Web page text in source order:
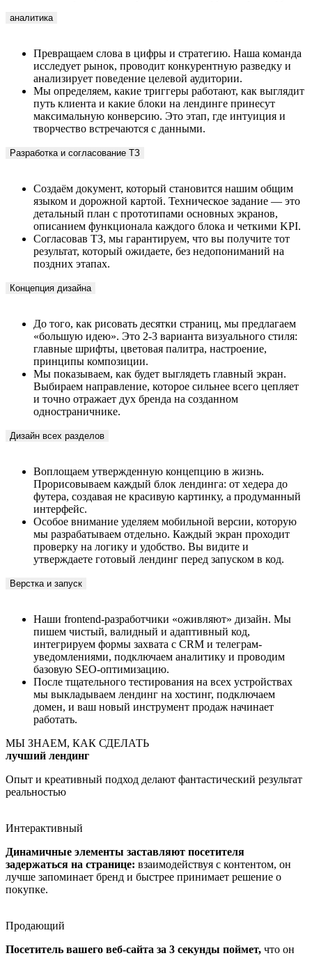
аналитика
Превращаем слова в цифры и стратегию. Наша команда
исследует рынок, проводит конкурентную разведку и
анализирует поведение целевой аудитории.
Мы определяем, какие триггеры работают, как выглядит
путь клиента и какие блоки на лендинге принесут
максимальную конверсию. Это этап, где интуиция и
творчество встречаются с данными.
Разработка и согласование ТЗ
Создаём документ, который становится нашим общим
языком и дорожной картой. Техническое задание — это
детальный план с прототипами основных экранов,
описанием функционала каждого блока и четкими KPI.
Согласовав ТЗ, мы гарантируем, что вы получите тот
результат, который ожидаете, без недопониманий на
поздних этапах.
Концепция дизайна
До того, как рисовать десятки страниц, мы предлагаем
«большую идею». Это 2-3 варианта визуального стиля:
главные шрифты, цветовая палитра, настроение,
принципы композиции.
Мы показываем, как будет выглядеть главный экран.
Выбираем направление, которое сильнее всего цепляет
и точно отражает дух бренда на созданном
одностраничнике.
Дизайн всех разделов
Воплощаем утвержденную концепцию в жизнь.
Прорисовываем каждый блок лендинга: от хедера до
футера, создавая не красивую картинку, а продуманный
интерфейс.
Особое внимание уделяем мобильной версии, которую
мы разрабатываем отдельно. Каждый экран проходит
проверку на логику и удобство. Вы видите и
утверждаете готовый лендинг перед запуском в код.
Верстка и запуск
Наши frontend-разработчики «оживляют» дизайн. Мы
пишем чистый, валидный и адаптивный код,
интегрируем формы захвата с CRM и телеграм-
уведомлениями, подключаем аналитику и проводим
базовую SEO-оптимизацию.
После тщательного тестирования на всех устройствах
мы выкладываем лендинг на хостинг, подключаем
домен, и ваш новый инструмент продаж начинает
работать.
МЫ ЗНАЕМ, КАК СДЕЛАТЬ
лучший лендинг
Опыт и креативный подход делают фантастический результат
реальностью
Интерактивный
Динамичные элементы заставляют посетителя
задержаться на странице: взаимодействуя с контентом, он
лучше запоминает бренд и быстрее принимает решение о
покупке.
Продающий
Посетитель вашего веб-сайта за 3 секунды поймет, что он